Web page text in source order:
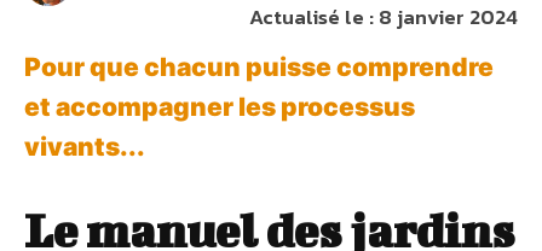
Actualisé le :8 janvier 2024
Pour que chacun puisse comprendre
et accompagner les processus
vivants...
Le manuel des jardins